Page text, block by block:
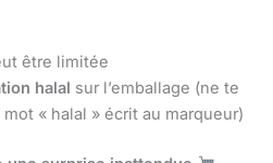
être limitée
halal sur l’emballage (ne te
« halal » écrit au marqueur)